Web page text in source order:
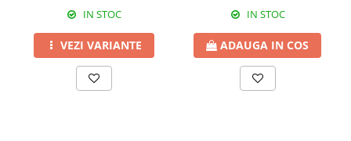
IN STOC
VEZI VARIANTE
IN STOC
ADAUGA IN COS